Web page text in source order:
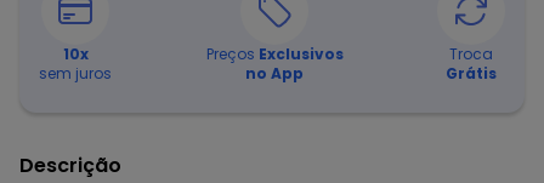
10x
sem juros
Preços Exclusivos
no App
Troca
Grátis
Descrição